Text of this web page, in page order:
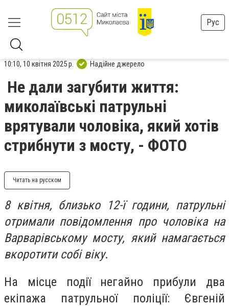
Рус
10:10, 10 квітня 2025 р. Надійне джерело
Не дали загубити життя:
миколаївські патрульні
врятували чоловіка, який хотів
стрибнути з мосту, - ФОТО
Читать на русском
8 квітня, близько 12-ї години, патрульні
отримали повідомлення про чоловіка на
Варварівському мосту, який намагається
вкоротити собі віку.
На місце події негайно прибули два
екіпажа патрульної поліції: Євгеній